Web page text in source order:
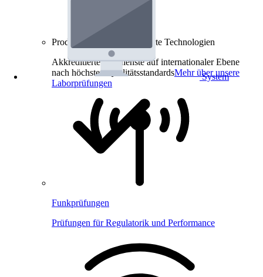
System
Produkt-Prüfungen für smarte Technologien
Akkreditierte Prüfdienste auf internationaler Ebene
nach höchsten QualitätsstandardsMehr über unsere
Laborprüfungen
Funkprüfungen
Prüfungen für Regulatorik und Performance